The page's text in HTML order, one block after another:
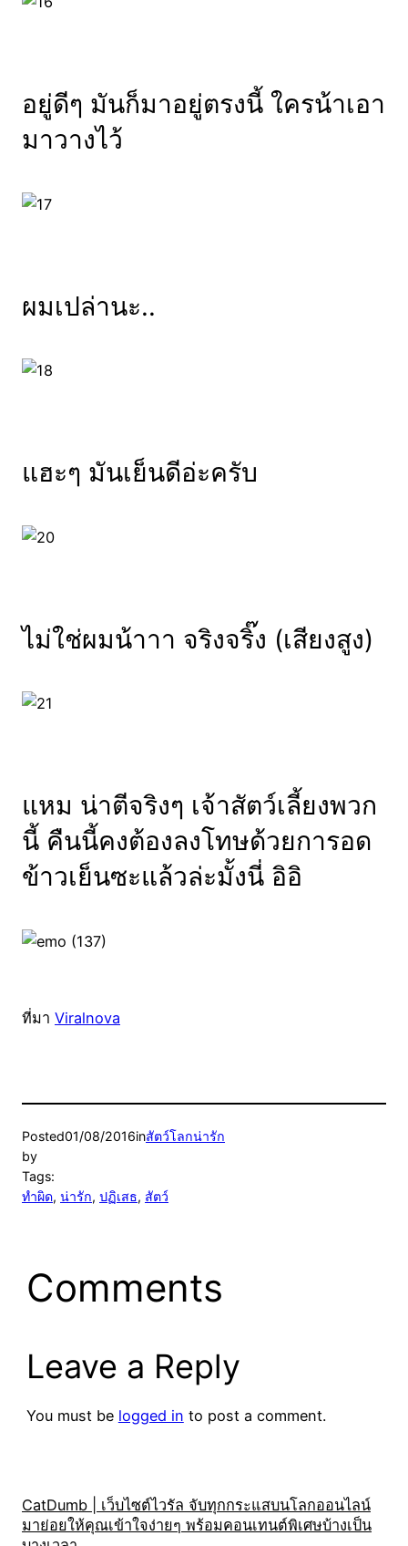
อยู่ดีๆ มันก็มาอยู่ตรงนี้ ใครน้าเอา
มาวางไว้
ผมเปล่านะ..
แฮะๆ มันเย็นดีอ่ะครับ
ไม่ใช่ผมน้าาา จริงจริ๊ง (เสียงสูง)
แหม น่าตีจริงๆ เจ้าสัตว์เลี้ยงพวก
นี้ คืนนี้คงต้องลงโทษด้วยการอด
ข้าวเย็นซะแล้วล่ะมั้งนี่ อิอิ
ที่มา Viralnova
Posted01/08/2016inสัตว์โลกน่ารัก
by
Tags:
ทำผิด, น่ารัก, ปฏิเสธ, สัตว์
Comments
Leave a Reply
You must be logged in to post a comment.
CatDumb | เว็บไซต์ไวรัล จับทุกกระแสบนโลกออนไลน์
มาย่อยให้คุณเข้าใจง่ายๆ พร้อมคอนเทนต์พิเศษบ้างเป็น